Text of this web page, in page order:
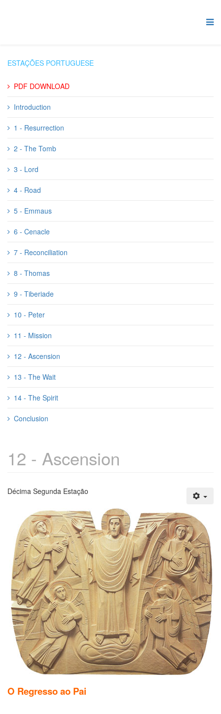
ESTAÇÕES PORTUGUESE
PDF DOWNLOAD
Introduction
1 - Resurrection
2 - The Tomb
3 - Lord
4 - Road
5 - Emmaus
6 - Cenacle
7 - Reconciliation
8 - Thomas
9 - Tiberiade
10 - Peter
11 - Mission
12 - Ascension
13 - The Wait
14 - The Spirit
Conclusion
12 - Ascension
Décima Segunda Estação
O Regresso ao Pai